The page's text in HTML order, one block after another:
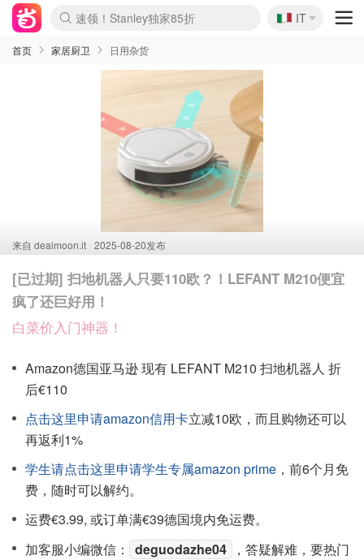
Boticinal 夏促开抢！
4折！lulu周四疯狂上新
速领！Stanley独家85折
Zalando 奥莱闪促！每日更新
🇮🇹
IT
首页 家居厨卫 日用杂货
来自 dealmoon.it 2025-08-20发布
[已过期] 扫地机器人只要110欧？！LEFANT M210便宜
疯了还巨好用！
白菜价入门神器！
Amazon德国亚马逊 现有 LEFANT M210 扫地机器人 折
后€110
点击这里申请amazon信用卡立减10欧，而且购物还可以
再返利1%
学生请点击这里申请学生专属amazon prime ，前6个月免
费，随时可以解约。
运费€3.99, 或订单满€39德国境内免运费。
加客服小编微信：
deguodazhe04
，答疑解难，要热门